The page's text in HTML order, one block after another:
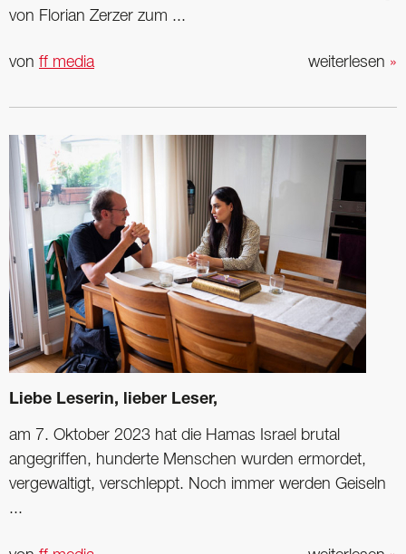
von Florian Zerzer zum ...
weiterlesen »
von ff media
Liebe Leserin, lieber Leser,
am 7. Oktober 2023 hat die Hamas Israel brutal
angegriffen, hunderte Menschen wurden ermordet,
vergewaltigt, verschleppt. Noch immer werden Geiseln
...